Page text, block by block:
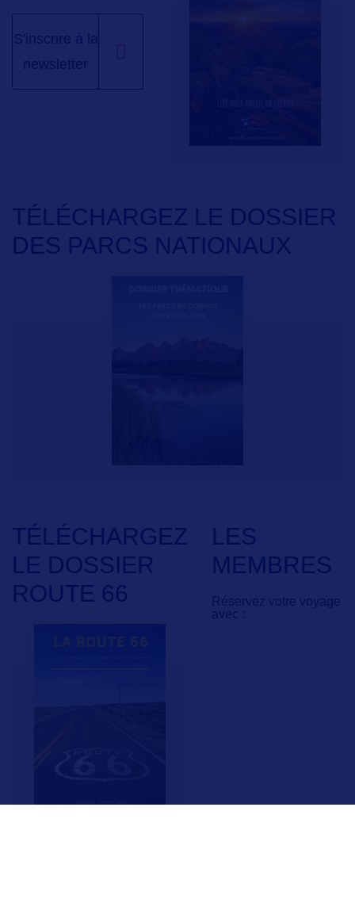
LES
MEMBRES
Réservez votre voyage
avec :
S'inscrire à la
newsletter
TÉLÉCHARGEZ LE DOSSIER
DES PARCS NATIONAUX
TÉLÉCHARGEZ
LE DOSSIER
ROUTE 66